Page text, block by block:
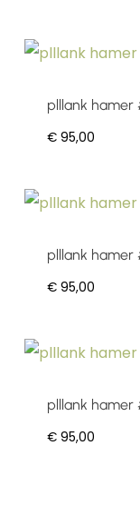
plllank hamer
€95,00
plllank hamer
€95,00
plllank hamer
€95,00